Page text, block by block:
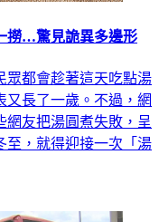
撈…驚見詭異多邊形
眾都會趁著這天吃點湯
又長了一歲。不過，網
網友把湯圓煮失敗，呈
至，就得迎接一次「湯